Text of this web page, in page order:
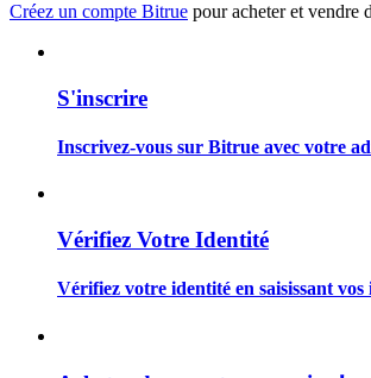
Information
Analyse de mégadonnées, y compris des
Créez un compte Bitrue pour acheter et vendre
S'inscrire
Inscrivez-vous sur Bitrue avec votre
Vérifiez Votre Identité
Vérifiez votre identité en saisissant